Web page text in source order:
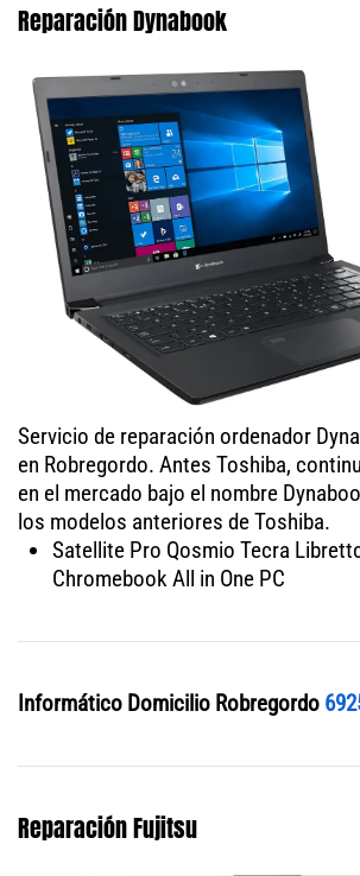
Reparación Dynabook
Servicio de reparación ordenador
en Robregordo. Antes Toshiba,
en el mercado bajo el nombre
los modelos anteriores de Toshiba.
Satellite Pro Qosmio Tecra
Chromebook All in One PC
Informático Domicilio Robregordo
Reparación Fujitsu